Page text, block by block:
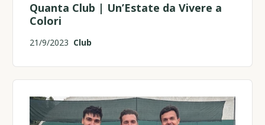
Quanta Club | Un’Estate da Vivere a
Colori
21/9/2023 Club